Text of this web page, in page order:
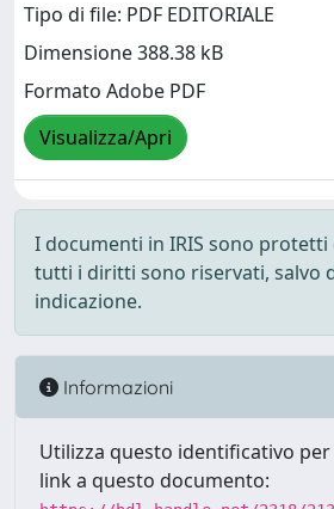
Tipo di file: PDF EDITORIALE
Dimensione 388.38 kB
Formato Adobe PDF
Visualizza/Apri
I documenti in IRIS sono
tutti i diritti sono riservati, salvo
indicazione.
Informazioni
Utilizza questo identificativo
link a questo documento: